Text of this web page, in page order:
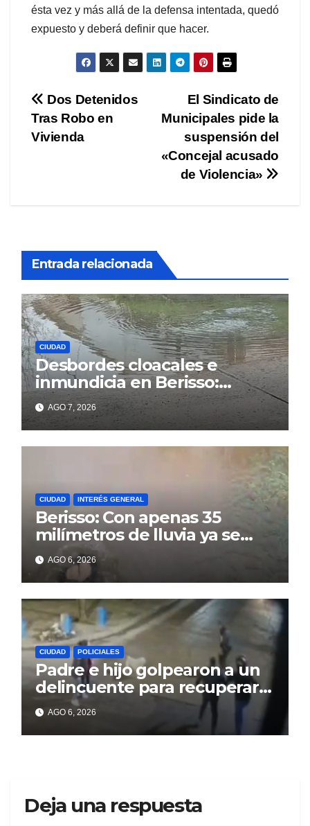
ésta vez y más allá de la defensa intentada, quedó
expuesto y deberá definir que hacer.
Navegación
de
El Sindicato de
Municipales pide la
suspensión del
«Concejal acusado
de Violencia»
Dos Detenidos
Tras Robo en
Vivienda
Entrada relacionada
CIUDAD
Desbordes cloacales e
inmundicia en Berisso:
colapso de la red en la calle
14AGO 7, 2026
CIUDAD INTERÉS GENERAL
Berisso: Con apenas 35
milímetros de lluvia ya se
sienten los problemas
AGO 6, 2026
CIUDAD POLICIALES
Padre e hijo golpearon a un
delincuente para recuperar
un celular robado en Berisso
AGO 6, 2026
Deja una respuesta